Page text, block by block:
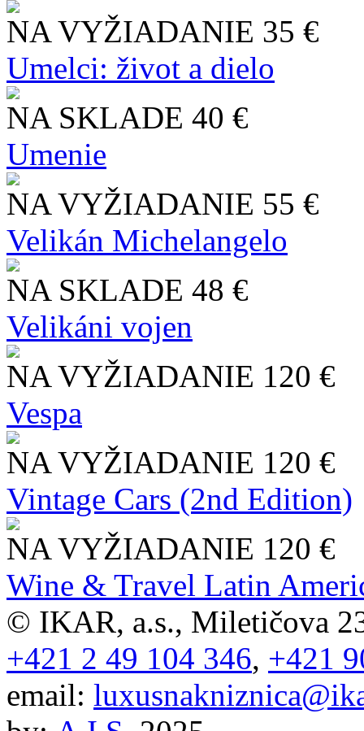
NA VYŽIADANIE 35 €
Umelci: život a dielo
NA SKLADE 40 €
Umenie
NA VYŽIADANIE 55 €
Velikán Michelangelo
NA SKLADE 48 €
Velikáni vojen
NA VYŽIADANIE 120 €
Vespa
NA VYŽIADANIE 120 €
Vintage Cars (2nd Edition)
NA VYŽIADANIE 120 €
Wine & Travel Latin
© IKAR, a.s., Miletičova
+421 2 49 104 346, +421
email: